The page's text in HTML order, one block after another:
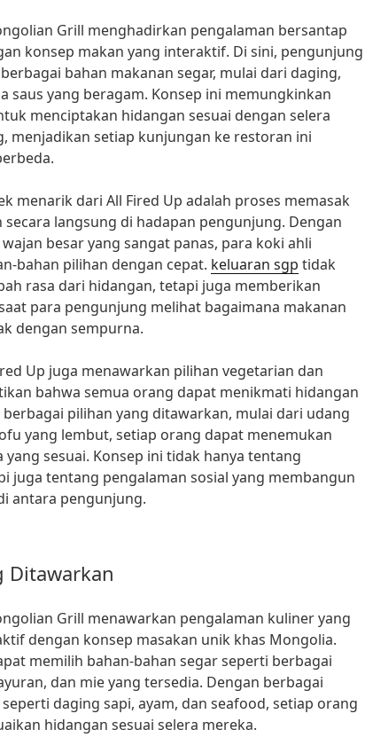
Grill menghadirkan pengalaman bersantap
konsep makan yang interaktif. Di sini, pengunjung
bahan makanan segar, mulai dari daging,
saus yang beragam. Konsep ini memungkinkan
menciptakan hidangan sesuai dengan selera
menjadikan setiap kunjungan ke restoran ini
menarik dari All Fired Up adalah proses memasak
secara langsung di hadapan pengunjung. Dengan
besar yang sangat panas, para koki ahli
bahan pilihan dengan cepat. keluaran sgp tidak
rasa dari hidangan, tetapi juga memberikan
para pengunjung melihat bagaimana makanan
dengan sempurna.
Up juga menawarkan pilihan vegetarian dan
bahwa semua orang dapat menikmati hidangan
berbagai pilihan yang ditawarkan, mulai dari udang
yang lembut, setiap orang dapat menemukan
yang sesuai. Konsep ini tidak hanya tentang
juga tentang pengalaman sosial yang membangun
antara pengunjung.
Ditawarkan
Grill menawarkan pengalaman kuliner yang
dengan konsep masakan unik khas Mongolia.
memilih bahan-bahan segar seperti berbagai
dan mie yang tersedia. Dengan berbagai
daging sapi, ayam, dan seafood, setiap orang
hidangan sesuai selera mereka.